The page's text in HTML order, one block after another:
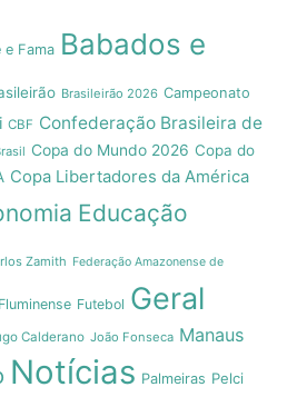
e Fama Babados e
Brasileirão 2026 Campeonato
CBF Confederação Brasileira de
Copa do Mundo 2026 Copa do
Copa Libertadores da América
Educação
Zamith Federação Amazonense de
Fluminense Futebol Geral
Calderano João Fonseca Manaus
Notícias Palmeiras Pelci